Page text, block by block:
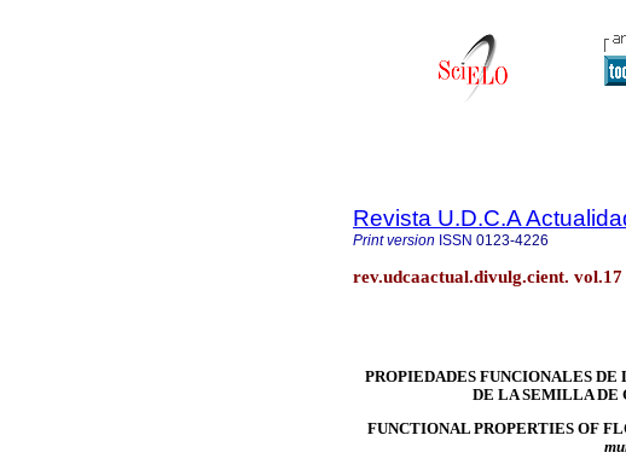
Revista U.D.C.A
Print version ISSN 0123-4226
rev.udcaactual.divulg.cient.
PROPIEDADES FUNCIONALES DE
DE LA SEMILLA DE
FUNCTIONAL PROPERTIES OF